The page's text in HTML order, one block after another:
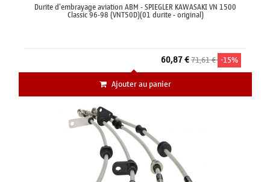
Durite d'embrayage aviation ABM - SPIEGLER KAWASAKI VN 1500
Classic 96-98 (VNT50D)(01 durite - original)
60,87 €71,61 € -15%
Ajouter au panier